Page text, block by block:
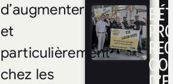
d’augmenter
et
particulièrement
chez les